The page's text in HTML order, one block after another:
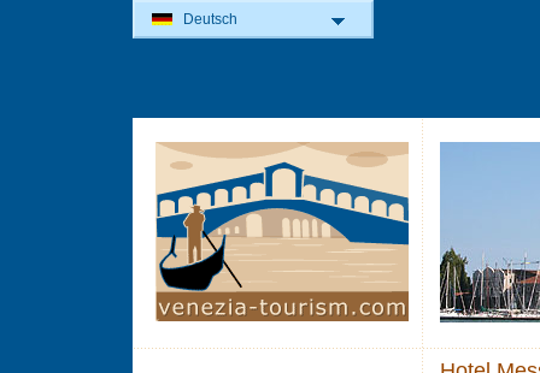
Deutsch